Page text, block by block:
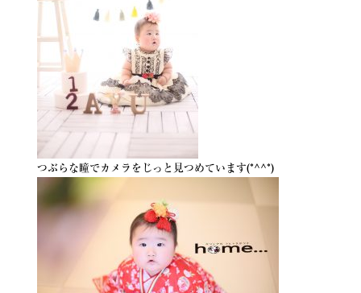
つぶらな瞳でカメラをじっと見つめています(*^^*)